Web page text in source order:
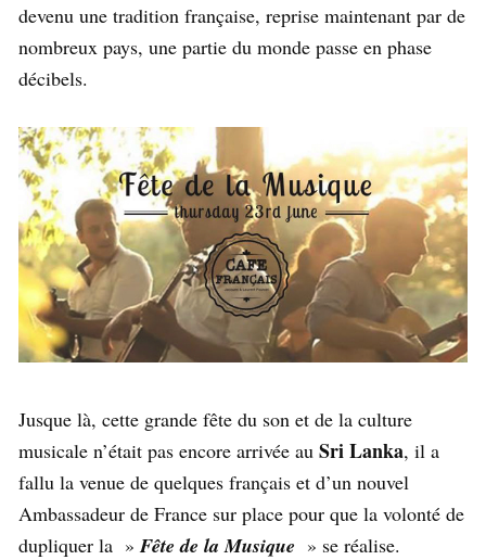
devenu une tradition française, reprise maintenant par de
nombreux pays, une partie du monde passe en phase
décibels.
Jusque là, cette grande fête du son et de la culture
musicale n’était pas encore arrivée au Sri Lanka, il a
fallu la venue de quelques français et d’un nouvel
Ambassadeur de France sur place pour que la volonté de
dupliquer la » Fête de la Musique » se réalise.